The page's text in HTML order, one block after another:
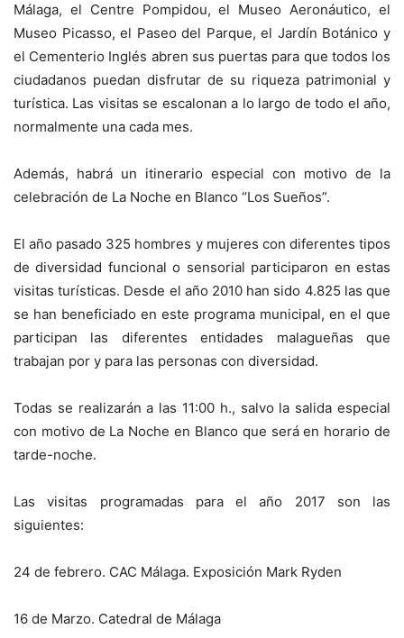
Málaga, el Centre Pompidou, el Museo Aeronáutico, el
Museo Picasso, el Paseo del Parque, el Jardín Botánico y
el Cementerio Inglés abren sus puertas para que todos los
ciudadanos puedan disfrutar de su riqueza patrimonial y
turística. Las visitas se escalonan a lo largo de todo el año,
normalmente una cada mes.
Además, habrá un itinerario especial con motivo de la
celebración de La Noche en Blanco “Los Sueños”.
El año pasado 325 hombres y mujeres con diferentes tipos
de diversidad funcional o sensorial participaron en estas
visitas turísticas. Desde el año 2010 han sido 4.825 las que
se han beneficiado en este programa municipal, en el que
participan las diferentes entidades malagueñas que
trabajan por y para las personas con diversidad.
Todas se realizarán a las 11:00 h., salvo la salida especial
con motivo de La Noche en Blanco que será en horario de
tarde-noche.
Las visitas programadas para el año 2017 son las
siguientes:
24 de febrero. CAC Málaga. Exposición Mark Ryden
16 de Marzo. Catedral de Málaga